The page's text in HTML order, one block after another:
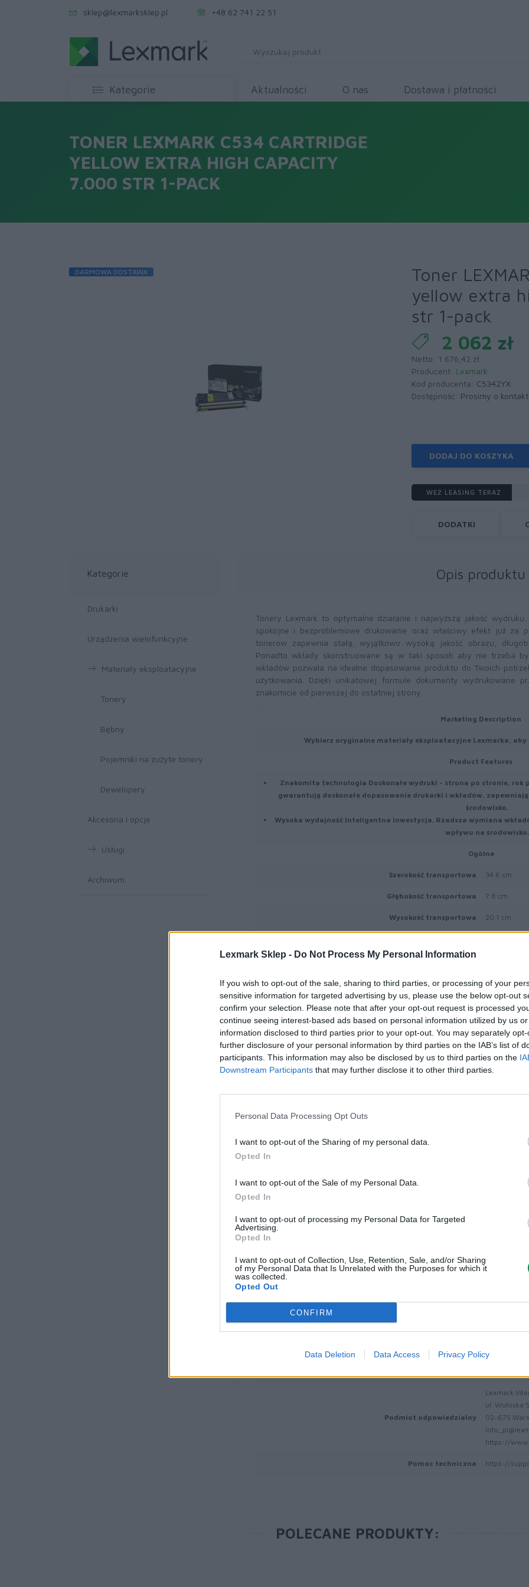
Lexmark Sklep - Do Not Process My Personal Information
If you wish to opt-out of the sale, sharing to third parties, or processing of your
sensitive information for targeted advertising by us, please use the below opt-out
confirm your selection. Please note that after your opt-out request is processed
continue seeing interest-based ads based on personal information utilized by us
information disclosed to third parties prior to your opt-out. You may separately
further disclosure of your personal information by third parties on the IAB’s list of
participants. This information may also be disclosed by us to third parties on the
Downstream Participants that may further disclose it to other third parties.
Personal Data Processing Opt Outs
I want to opt-out of the Sharing of my personal data.
Opted In
I want to opt-out of the Sale of my Personal Data.
Opted In
I want to opt-out of processing my Personal Data for Targeted
Advertising.
Opted In
I want to opt-out of Collection, Use, Retention, Sale, and/or Sharing
of my Personal Data that Is Unrelated with the Purposes for which it
was collected.
Opted Out
CONFIRM
Data Deletion Data Access Privacy Policy
sklep@lexmarksklep.pl +48 62 741 22 51
Kategorie Aktualności O nas Dostawa i płatności
TONER LEXMARK C534 CARTRIDGE
YELLOW EXTRA HIGH CAPACITY
7.000 STR 1-PACK
DARMOWA DOSTAWA
Toner
yellow extra
str 1-pack
2 062 zł
Netto: 1 676,42 zł
Producent: Lexmark
Kod producenta: C5342YX
Dostępność: Prosimy o kontakt
DODAJ DO KOSZYKA
WEŹ LEASING TERAZ
DODATKI
Kategorie
Drukarki
Urządzenia wielofunkcyjne
Materiały eksploatacyjne
Tonery
Bębny
Pojemniki na zużyte tonery
Dewelopery
Akcesoria i opcje
Usługi
Archiwum
Opis produktu
Tonery Lexmark to optymalne działanie i najwyższą jakość
spokojne i bezproblemowe drukowanie oraz właściwy efekt już za
tonerów zapewnia stałą, wyjątkowo wysoką jakość obrazu,
Ponadto wkłady skonstruowane są w taki sposób aby nie trzeba
wkładów pozwala na idealne dopasowanie produktu do Twoich
użytkowania. Dzięki unikatowej formule dokumenty wydrukowane
znakomicie od pierwszej do ostatniej strony.
Marketing Description
Wybierz oryginalne materiały eksploatacyjne Lexmarka,
Product Features
Znakomita technologia Doskonałe wydruki - strona po stronie,
gwarantują doskonałe dopasowanie drukarki i wkładów,
środowisko.
Wysoka wydajność Inteligentna inwestycja. Rzadsza wymiana
wpływu na środowisko.
Ogólne
Szerokość transportowa 34.6 cm
Głębokość transportowa 7.8 cm
Wysokość transportowa 20.1 cm
Materiał eksploatacyjny
Typ materiału eksploatacyjnego Toner
Technologia druku Laserowa
Kolor Żółty
Ilość w komplecie 1 szt.
Wydajność kasety tonera
Informacja o
Lexmark
Route de
Podmiot odpowiedzialny
Lexmark
ul. Wołoska 5
02-675
https://
Pomoc techniczna https://
POLECANE PRODUKTY: